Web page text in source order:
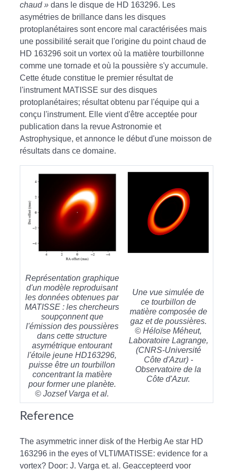
chaud » dans le disque de HD 163296. Les
asymétries de brillance dans les disques
protoplanétaires sont encore mal caractérisées mais
une possibilité serait que l'origine du point chaud de
HD 163296 soit un vortex où la matière tourbillonne
comme une tornade et où la poussière s'y accumule.
Cette étude constitue le premier résultat de
l'instrument MATISSE sur des disques
protoplanétaires; résultat obtenu par l'équipe qui a
conçu l'instrument. Elle vient d'être acceptée pour
publication dans la revue Astronomie et
Astrophysique, et annonce le début d'une moisson de
résultats dans ce domaine.
Représentation graphique
d'un modèle reproduisant
les données obtenues par
MATISSE : les chercheurs
soupçonnent que
l'émission des poussières
dans cette structure
asymétrique entourant
l'étoile jeune HD163296,
puisse être un tourbillon
concentrant la matière
pour former une planète.
© Jozsef Varga et al.
Une vue simulée de
ce tourbillon de
matière composée de
gaz et de poussières.
© Héloïse Méheut,
Laboratoire Lagrange,
(CNRS-Université
Côte d'Azur) -
Observatoire de la
Côte d'Azur.
Reference
The asymmetric inner disk of the Herbig Ae star HD
163296 in the eyes of VLTI/MATISSE: evidence for a
vortex? Door: J. Varga et. al. Geaccepteerd voor